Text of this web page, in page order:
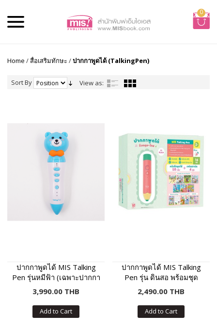
0
Home /สื่อเสริมทักษะ /ปากกาพูดได้ (TalkingPen)
Sort By View as:
ปากกาพูดได้ MIS Talking
Pen รุ่นหมีฟ้า (เฉพาะปากกา
พูดได้ ไม่มีหนังสือในชุด)
3,990.00 THB
Add to Cart
ปากกาพูดได้ MIS Talking
Pen รุ่น ดินสอ พร้อมชุด
หนังสือเสริมภาษา พัฒนา IQ
2,490.00 THB
Add to Cart